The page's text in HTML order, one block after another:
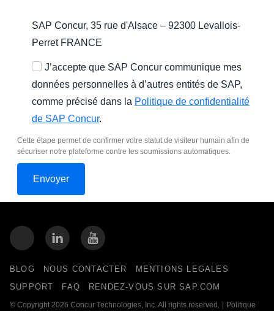
SAP Concur, 35 rue d'Alsace – 92300 Levallois-
Perret FRANCE
J’accepte que SAP Concur communique mes
données personnelles à d’autres entités de SAP,
comme précisé dans la Politique de confidentialité
de SAP Concur.
Cette étape permet de confirmer votre statut de visiteur humain afin de
sécuriser notre plateforme contre les soumissions automatiques.
BLOG NOUS CONTACTER
MENTIONS LEGALES
SUPPORT
FAQ RENDEZ-VOUS SUR SAP.COM
© Copyright 2026 Concur Technologies, Inc. All rights reserved. Politique